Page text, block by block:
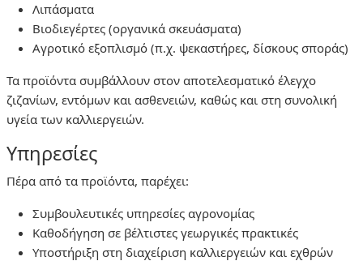
Λιπάσματα
Βιοδιεγέρτες (οργανικά σκευάσματα)
Αγροτικό εξοπλισμό (π.χ. ψεκαστήρες, δίσκους σποράς)
Τα προϊόντα συμβάλλουν στον αποτελεσματικό έλεγχο
ζιζανίων, εντόμων και ασθενειών, καθώς και στη συνολική
υγεία των καλλιεργειών.
Υπηρεσίες
Πέρα από τα προϊόντα, παρέχει:
Συμβουλευτικές υπηρεσίες αγρονομίας
Καθοδήγηση σε βέλτιστες γεωργικές πρακτικές
Υποστήριξη στη διαχείριση καλλιεργειών και εχθρών